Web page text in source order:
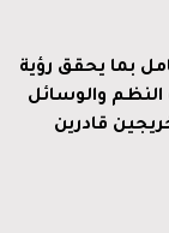
بما يحقق رؤية
النظم والوسائل
قادرين